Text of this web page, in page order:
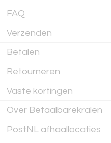
FAQ
Verzenden
Betalen
Retourneren
Vaste kortingen
Over Betaalbarekralen
PostNL afhaallocaties